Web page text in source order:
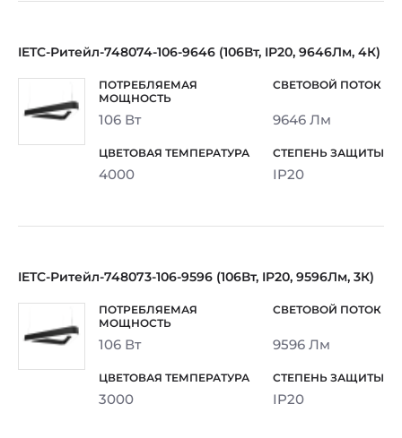
IETC-Ритейл-748074-106-9646 (106Вт, IP20, 9646Лм, 4К)
106 Вт 9646 Лм
4000 IP20
IETC-Ритейл-748073-106-9596 (106Вт, IP20, 9596Лм, 3К)
106 Вт 9596 Лм
3000 IP20